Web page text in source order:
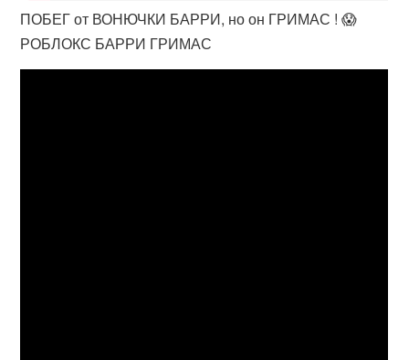
ПОБЕГ от ВОНЮЧКИ БАРРИ, но он ГРИМАС ! 😱
РОБЛОКС БАРРИ ГРИМАС